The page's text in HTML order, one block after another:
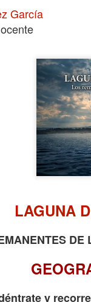
García
LAGUNA
DE
y
LA
SE
EN LA